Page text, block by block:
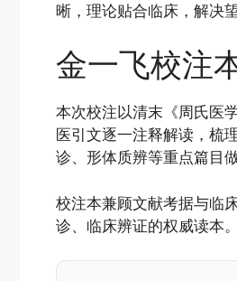
晰，理论贴合临床，解决
金一飞校注
本次校注以清末《周氏医
医引文逐一注释解读，梳
诊、形体质辨等重点篇目
校注本兼顾文献考据与临
诊、临床辨证的权威读本。